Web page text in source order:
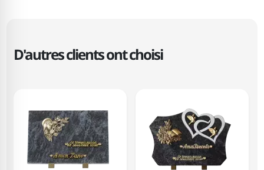
D'autres clients ont choisi